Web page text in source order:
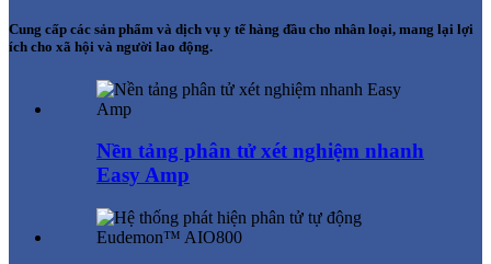
Cung cấp các sản phẩm và dịch vụ y tế hàng đầu cho nhân loại, mang lại lợi
ích cho xã hội và người lao động.
Nền tảng phân tử xét nghiệm nhanh
Easy Amp